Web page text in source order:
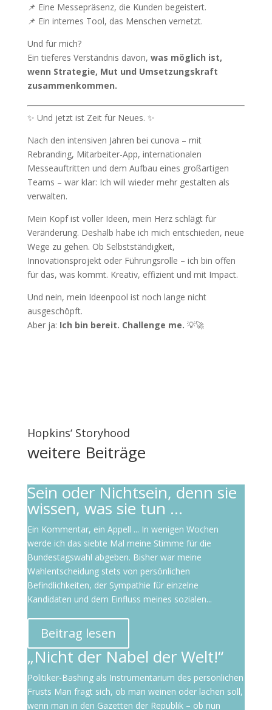
📌 Eine Messepräsenz, die Kunden begeistert.
📌 Ein internes Tool, das Menschen vernetzt.
Und für mich?
Ein tieferes Verständnis davon, was möglich ist,
wenn Strategie, Mut und Umsetzungskraft
zusammenkommen.
✨ Und jetzt ist Zeit für Neues. ✨
Nach den intensiven Jahren bei cunova – mit
Rebranding, Mitarbeiter-App, internationalen
Messeauftritten und dem Aufbau eines großartigen
Teams – war klar: Ich will wieder mehr gestalten als
verwalten.
Mein Kopf ist voller Ideen, mein Herz schlägt für
Veränderung. Deshalb habe ich mich entschieden, neue
Wege zu gehen. Ob Selbstständigkeit,
Innovationsprojekt oder Führungsrolle – ich bin offen
für das, was kommt. Kreativ, effizient und mit Impact.
Und nein, mein Ideenpool ist noch lange nicht
ausgeschöpft.
Aber ja: Ich bin bereit. Challenge me. 💡🚀
Hopkins‘ Storyhood
weitere Beiträge
Sein oder Nichtsein, denn sie
wissen, was sie tun …
Ein Kommentar, ein Appell ... In wenigen Wochen
werde ich das siebte Mal meine Stimme für die
Bundestagswahl abgeben. Bisher war meine
Wahlentscheidung stets von persönlichen
Befindlichkeiten, der Sympathie für einzelne
Kandidaten und dem Einfluss meines sozialen...
Beitrag lesen
„Nicht der Nabel der Welt!“
Politiker-Bashing als Instrumentarium des persönlichen
Frusts Man fragt sich, ob man weinen oder lachen soll,
wenn man in den Gazetten der Republik – ob nun